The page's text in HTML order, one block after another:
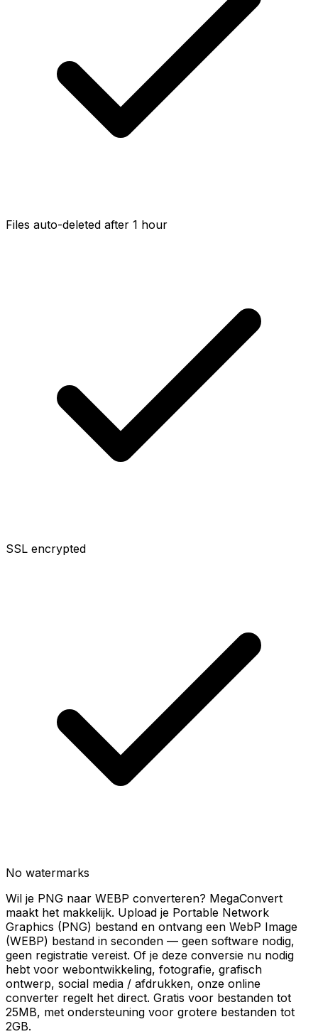
Files auto-deleted after 1 hour
SSL encrypted
No watermarks
Wil je PNG naar WEBP converteren? MegaConvert
maakt het makkelijk. Upload je Portable Network
Graphics (PNG) bestand en ontvang een WebP Image
(WEBP) bestand in seconden — geen software nodig,
geen registratie vereist. Of je deze conversie nu nodig
hebt voor webontwikkeling, fotografie, grafisch
ontwerp, social media / afdrukken, onze online
converter regelt het direct. Gratis voor bestanden tot
25MB, met ondersteuning voor grotere bestanden tot
2GB.